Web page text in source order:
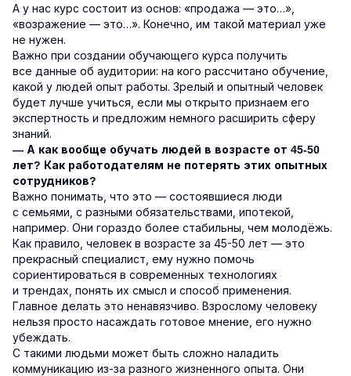
А у нас курс состоит из основ: «продажа — это…»,
«возражение — это…». Конечно, им такой материал уже
не нужен.
Важно при создании обучающего курса получить
все данные об аудитории: на кого рассчитано обучение,
какой у людей опыт работы. Зрелый и опытный человек
будет лучше учиться, если мы открыто признаем его
экспертность и предложим немного расширить сферу
знаний.
— А как вообще обучать людей в возрасте от 45-50
лет? Как работодателям не потерять этих опытных
сотрудников?
Важно понимать, что это — состоявшиеся люди
с семьями, с разными обязательствами, ипотекой,
например. Они гораздо более стабильны, чем молодёжь.
Как правило, человек в возрасте за 45-50 лет — это
прекрасный специалист, ему нужно помочь
сориентироваться в современных технологиях
и трендах, понять их смысл и способ применения.
Главное делать это ненавязчиво. Взрослому человеку
нельзя просто насаждать готовое мнение, его нужно
убеждать.
С такими людьми может быть сложно наладить
коммуникацию из-за разного жизненного опыта. Они